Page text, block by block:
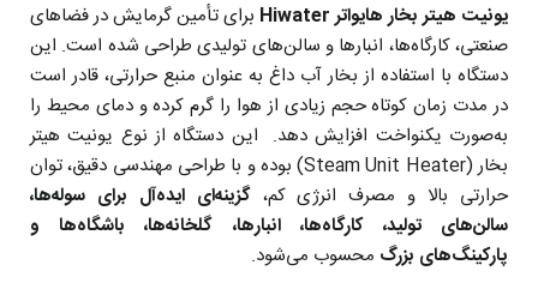
یونیت هیتر بخار هایواتر Hiwater
برای تأمین گرمایش در فضاهای
صنعتی، کارگاه‌ها، انبارها و سالن‌های تولیدی طراحی شده است. این
دستگاه با استفاده از بخار آب داغ به عنوان منبع حرارتی، قادر است
در مدت زمان کوتاه حجم زیادی از هوا را گرم کرده و دمای محیط را
به‌صورت یکنواخت افزایش دهد. این دستگاه از نوع یونیت هیتر
بخار (Steam Unit Heater) بوده و با طراحی مهندسی دقیق، توان
حرارتی بالا و مصرف انرژی کم،گزینه‌ای ایده‌آل برای سوله‌ها،
سالن‌های تولید، کارگاه‌ها، انبارها، گلخانه‌ها، باشگاه‌ها و
پارکینگ‌های بزرگ محسوب می‌شود.